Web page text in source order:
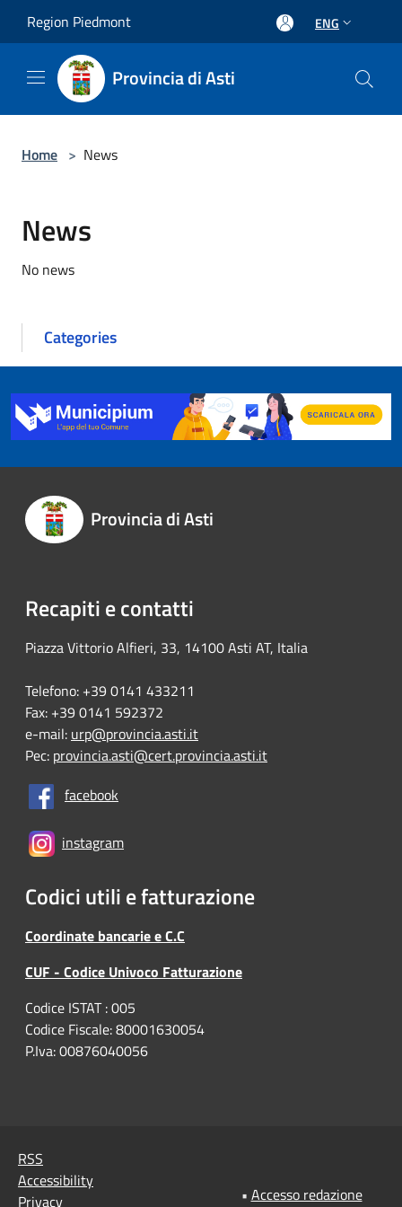
Region Piedmont ENG
Provincia di Asti
Home > News
News
No news
Categories
Provincia di Asti
Recapiti e contatti
Piazza Vittorio Alfieri, 33, 14100 Asti AT, Italia
Telefono: +39 0141 433211
Fax: +39 0141 592372
e-mail: urp@provincia.asti.it
Pec: provincia.asti@cert.provincia.asti.it
facebook
instagram
Codici utili e fatturazione
Coordinate bancarie e C.C
CUF - Codice Univoco Fatturazione
Codice ISTAT : 005
Codice Fiscale: 80001630054
P.Iva: 00876040056
RSS
Accessibility
Privacy
• Accesso redazione